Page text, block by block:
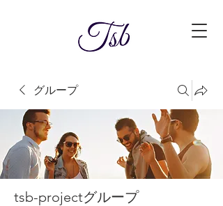
グループ
tsb-projectグループ